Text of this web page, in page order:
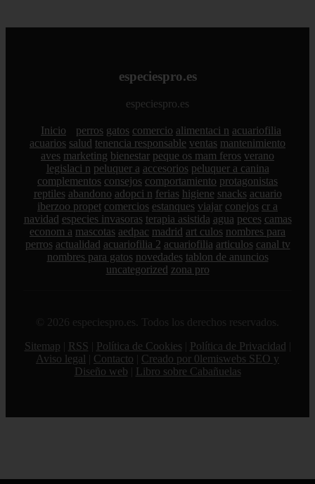
especiespro.es
especiespro.es
Inicio perros gatos comercio alimentaci n acuariofilia
acuarios salud tenencia responsable ventas mantenimiento
aves marketing bienestar peque os mam feros verano
legislaci n peluquer a accesorios peluquer a canina
complementos consejos comportamiento protagonistas
reptiles abandono adopci n ferias higiene snacks acuario
iberzoo propet comercios estanques viajar conejos cr a
navidad especies invasoras terapia asistida agua peces camas
econom a mascotas aedpac madrid art culos nombres para
perros actualidad acuariofilia 2 acuariofilia articulos canal tv
nombres para gatos novedades tablon de anuncios
uncategorized zona pro
© 2026 especiespro.es. Todos los derechos reservados.
Sitemap
RSS Política de Cookies Política de Privacidad
Aviso legal
Contacto
Creado por 0lemiswebs SEO y
Diseño web
Libro sobre Cabañuelas